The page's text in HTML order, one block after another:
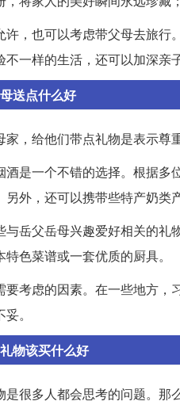
许，也可以考虑带父母去旅
一样的生活，还可以加深亲子
送点什么好
，给他们带点礼物是表示尊
酒是一个不错的选择。根据
外，还可以携带些特产奶类
与岳父岳母兴趣爱好相关的
色菜谱或一套优质的厨具。
要考虑的因素。在一些地方
。
物该买什么好
很多人都会思考的问题。那